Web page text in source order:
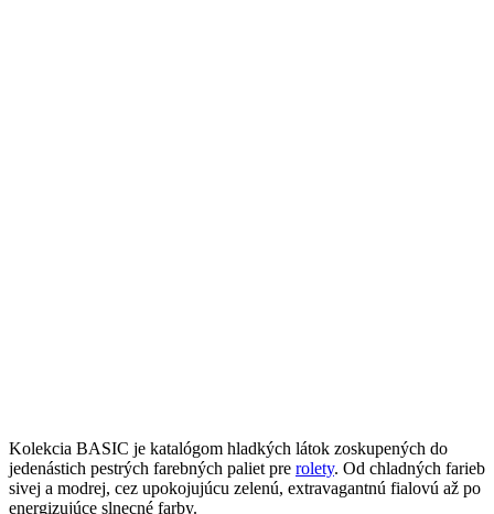
Kolekcia BASIC je katalógom hladkých látok zoskupených do
jedenástich pestrých farebných paliet pre rolety. Od chladných farieb
sivej a modrej, cez upokojujúcu zelenú, extravagantnú fialovú až po
energizujúce slnecné farby.